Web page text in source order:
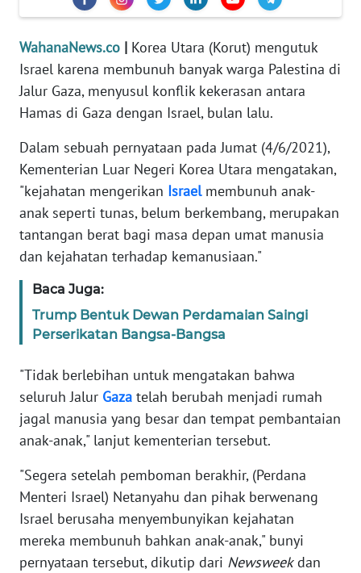
WahanaNews.co | Korea Utara (Korut) mengutuk
Israel karena membunuh banyak warga Palestina di
Jalur Gaza, menyusul konflik kekerasan antara
Hamas di Gaza dengan Israel, bulan lalu.
Dalam sebuah pernyataan pada Jumat (4/6/2021),
Kementerian Luar Negeri Korea Utara mengatakan,
"kejahatan mengerikan Israelmembunuh anak-
anak seperti tunas, belum berkembang, merupakan
tantangan berat bagi masa depan umat manusia
dan kejahatan terhadap kemanusiaan."
Baca Juga:
Trump Bentuk Dewan Perdamaian Saingi
Perserikatan Bangsa-Bangsa
"Tidak berlebihan untuk mengatakan bahwa
seluruh Jalur Gaza telah berubah menjadi rumah
jagal manusia yang besar dan tempat pembantaian
anak-anak," lanjut kementerian tersebut.
"Segera setelah pemboman berakhir, (Perdana
Menteri Israel) Netanyahu dan pihak berwenang
Israel berusaha menyembunyikan kejahatan
mereka membunuh bahkan anak-anak," bunyi
pernyataan tersebut, dikutip dari Newsweekdan
EDITORIAL
BERITA
KONTAK
KAMI
IKLAN
TENTANG
PEDOMAN
MEDIA
SIBER
REDAKSI
KARIR
DISCLAIMER